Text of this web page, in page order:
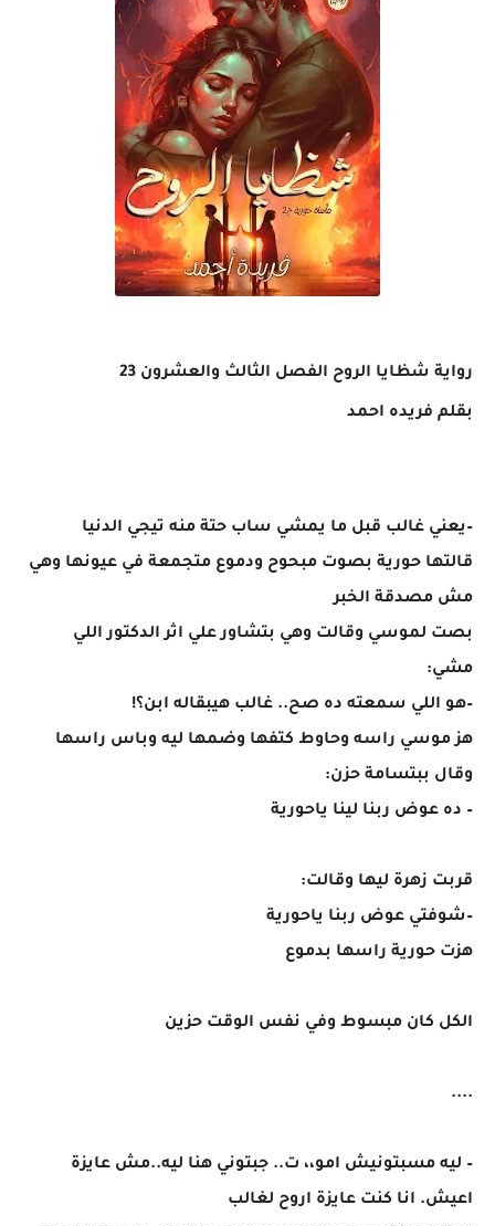
رواية شظايا الروح الفصل الثالث والعشرون 23
بقلم فريده احمد
–يعني غالب قبل ما يمشي ساب حتة منه تيجي الدنيا
قالتها حورية بصوت مبحوح ودموع متجمعة في عيونها وهي
مش مصدقة الخبر
بصت لموسي وقالت وهي بتشاور علي اثر الدكتور اللي
مشي:
–هو اللي سمعته ده صح.. غالب هيبقاله ابن؟!
هز موسي راسه وحاوط كتفها وضمها ليه وباس راسها
وقال ببتسامة حزن:
– ده عوض ربنا لينا ياحورية
قربت زهرة ليها وقالت:
–شوفتي عوض ربنا ياحورية
هزت حورية راسها بدموع
الكل كان مبسوط وفي نفس الوقت حزين
....
– ليه مسبتونيش امو،، ت.. جبتوني هنا ليه..مش عايزة
اعيش. انا كنت عايزة اروح لغالب